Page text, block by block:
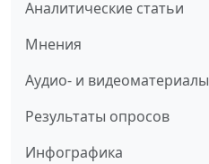
Аналитические статьи
Мнения
Аудио- и видеоматериалы
Результаты опросов
Инфографика